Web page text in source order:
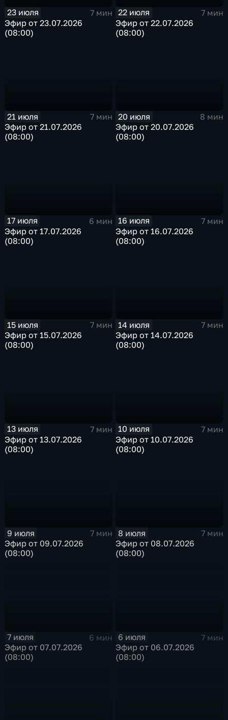
23 июля
7 мин
Эфир от 23.07.2026
(08:00)
22 июля
7 мин
Эфир от 22.07.2026
(08:00)
21 июля
7 мин
Эфир от 21.07.2026
(08:00)
20 июля
8 мин
Эфир от 20.07.2026
(08:00)
17 июля
6 мин
Эфир от 17.07.2026
(08:00)
16 июля
7 мин
Эфир от 16.07.2026
(08:00)
15 июля
7 мин
Эфир от 15.07.2026
(08:00)
14 июля
7 мин
Эфир от 14.07.2026
(08:00)
13 июля
7 мин
Эфир от 13.07.2026
(08:00)
10 июля
7 мин
Эфир от 10.07.2026
(08:00)
9 июля
7 мин
Эфир от 09.07.2026
(08:00)
8 июля
7 мин
Эфир от 08.07.2026
(08:00)
7 июля
6 мин
Эфир от 07.07.2026
(08:00)
6 июля
7 мин
Эфир от 06.07.2026
(08:00)